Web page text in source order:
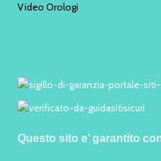
Video Orologi
Questo sito e’ garantito